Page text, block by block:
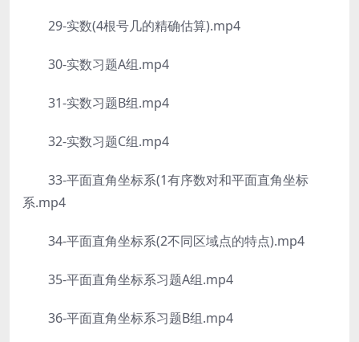
29-实数(4根号几的精确估算).mp4
30-实数习题A组.mp4
31-实数习题B组.mp4
32-实数习题C组.mp4
33-平面直角坐标系(1有序数对和平面直角坐标
系.mp4
34-平面直角坐标系(2不同区域点的特点).mp4
35-平面直角坐标系习题A组.mp4
36-平面直角坐标系习题B组.mp4